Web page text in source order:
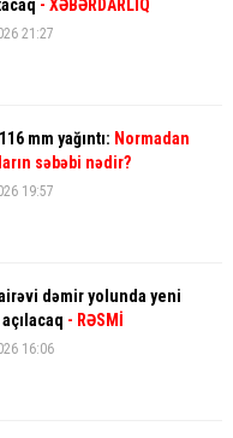
- XƏBƏRDARLIQ
21:27
mm yağıntı: Normadan
səbəbi nədir?
19:57
dəmir yolunda yeni
- RƏSMİ
16:06